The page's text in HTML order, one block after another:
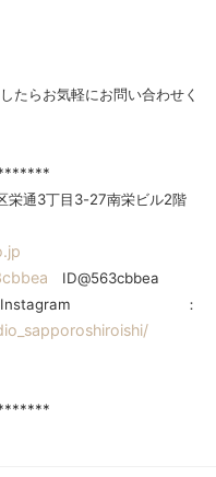
たらお気軽にお問い合わせく
通3丁目3-27南栄ビル2階
ID@563cbbea
：